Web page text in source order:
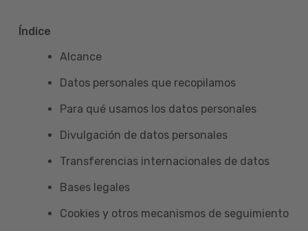
Índice
Alcance
Datos personales que recopilamos
Para qué usamos los datos personales
Divulgación de datos personales
Transferencias internacionales de datos
Bases legales
Cookies y otros mecanismos de seguimiento